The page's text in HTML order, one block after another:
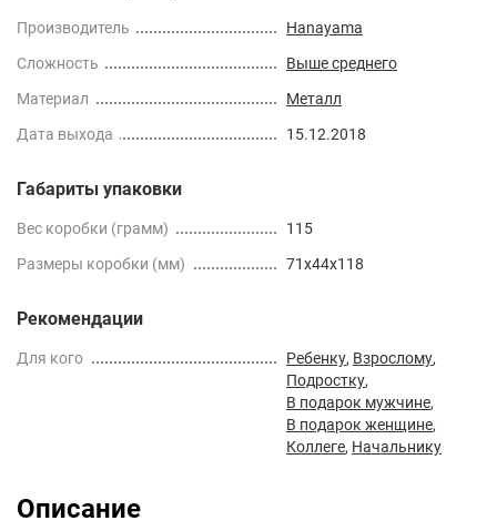
Производитель
Hanayama
Сложность
Выше среднего
Материал
Металл
Дата выхода
15.12.2018
Габариты упаковки
Вес коробки (грамм)
115
Размеры коробки (мм)
71x44x118
Рекомендации
Для кого Ребенку, Взрослому,
Подростку,
В подарок мужчине,
В подарок женщине,
Коллеге, Начальнику
Описание